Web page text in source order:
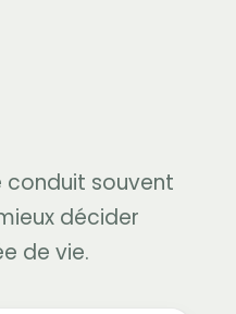
souvent
décider
de vie.